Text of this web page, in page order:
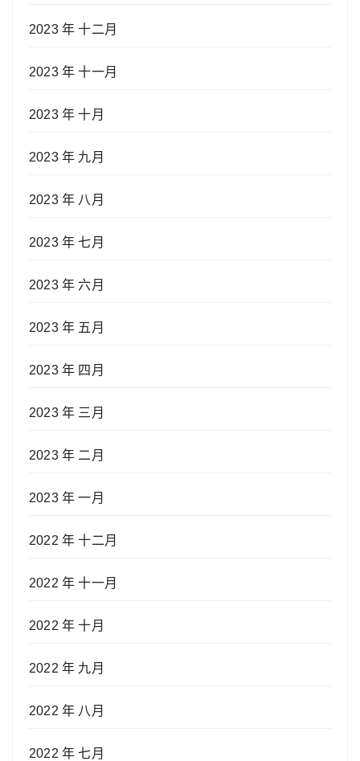
2023 年 十二月
2023 年 十一月
2023 年 十月
2023 年 九月
2023 年 八月
2023 年 七月
2023 年 六月
2023 年 五月
2023 年 四月
2023 年 三月
2023 年 二月
2023 年 一月
2022 年 十二月
2022 年 十一月
2022 年 十月
2022 年 九月
2022 年 八月
2022 年 七月